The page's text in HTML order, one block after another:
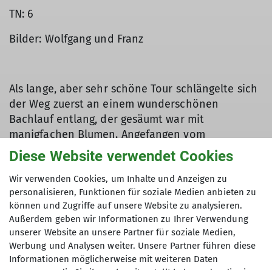
TN: 6
Bilder: Wolfgang und Franz
Als lange, aber sehr schöne Tour schlängelte sich
der Weg zuerst an einem wunderschönen
Bachlauf entlang, der gesäumt war mit
manigfachen Blumen. Angefangen vom
Knabenkraut, Teufelskralle in weiß und blau,
weißes Waldvögelein, Frauenschuh und vielen
mehr. Eine herrliche Blumenpracht. Nach einer
Trinkpause ging es weiter über teils sehr steile
Wege und schmale Rinnen, wobei Peter meinte,
dass die gefährlichsten Rinnen die Kellnerinnen
wären!!! Nach dem schweißtreibenden Aufstieg
ging es gemächlicher weiter zum Gipfelkreuz,
Diese Website verwendet Cookies
Wir verwenden Cookies, um Inhalte und Anzeigen zu
personalisieren, Funktionen für soziale Medien anbieten zu
können und Zugriffe auf unsere Website zu analysieren.
Außerdem geben wir Informationen zu Ihrer Verwendung
unserer Website an unsere Partner für soziale Medien,
Werbung und Analysen weiter. Unsere Partner führen diese
Informationen möglicherweise mit weiteren Daten